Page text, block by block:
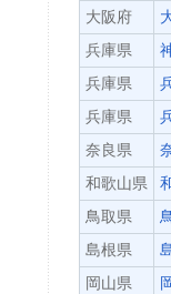
大阪府
兵庫県
兵庫県
兵庫県
奈良県
和歌山県
鳥取県
島根県
岡山県